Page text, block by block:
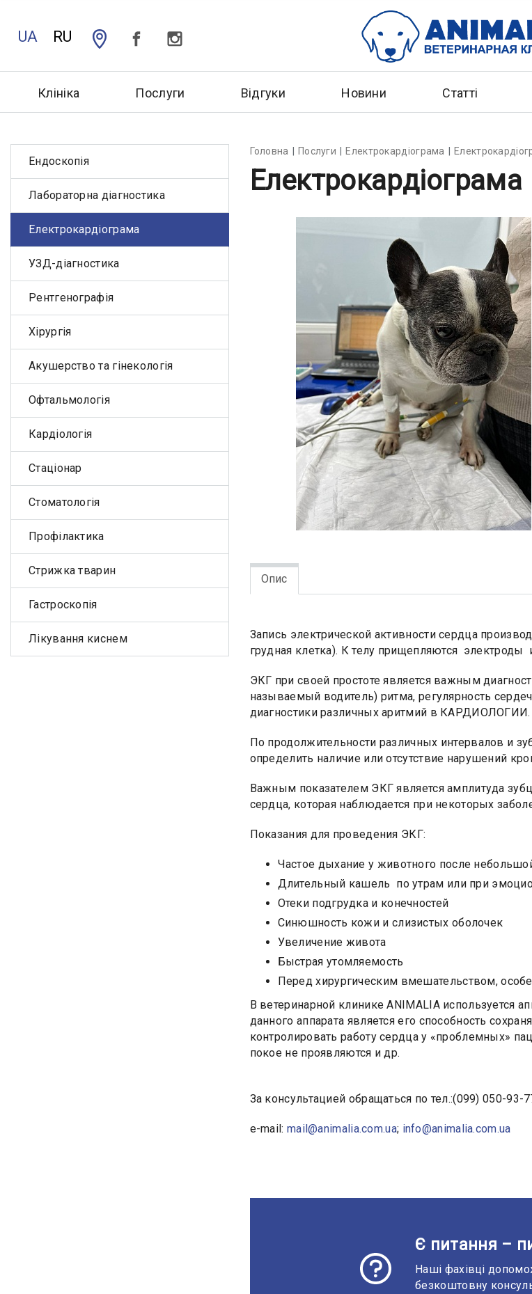
UA RU
Клініка Послуги Відгуки Новини Статті
Головна Послуги Електрокардіограма
Електрокардіограма
Опис
Запись электрической активности сердца
грудная клетка). К телу прищепляются
ЭКГ при своей простоте является важным
называемый водитель) ритма, регулярность
диагностики различных аритмий в КАРДИОЛОГИИ.
По продолжительности различных интервалов и
определить наличие или отсутствие нарушений
Важным показателем ЭКГ является амплитуда
сердца, которая наблюдается при некоторых
Показания для проведения ЭКГ:
Частое дыхание у животного после
Длительный кашель по утрам или при
Отеки подгрудка и конечностей
Синюшность кожи и слизистых оболочек
Увеличение живота
Быстрая утомляемость
Перед хирургическим вмешательством,
В ветеринарной клинике ANIMALIA используется
данного аппарата является его способность
контролировать работу сердца у «проблемных»
покое не проявляются и др.
За консультацией обращаться по тел.:(099) 050-
e-mail: mail@animalia.com.ua; info@animalia.com.ua
Є питання –
Наші фахівці
безкоштовну
Ендоскопія
Лабораторна діагностика
Електрокардіограма
УЗД-діагностика
Рентгенографія
Хірургія
Акушерство та гінекологія
Офтальмологія
Кардіологія
Стаціонар
Стоматологія
Профілактика
Стрижка тварин
Гастроскопія
Лікування киснем